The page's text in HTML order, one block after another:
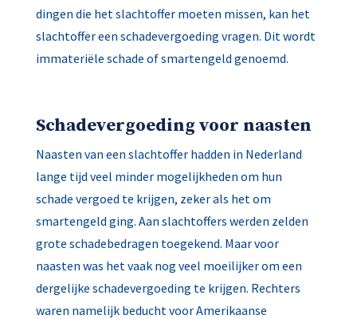
dingen die het slachtoffer moeten missen, kan het
slachtoffer een schadevergoeding vragen. Dit wordt
immateriële schade of smartengeld genoemd.
Schadevergoeding voor naasten
Naasten van een slachtoffer hadden in Nederland
lange tijd veel minder mogelijkheden om hun
schade vergoed te krijgen, zeker als het om
smartengeld ging. Aan slachtoffers werden zelden
grote schadebedragen toegekend. Maar voor
naasten was het vaak nog veel moeilijker om een
dergelijke schadevergoeding te krijgen. Rechters
waren namelijk beducht voor Amerikaanse